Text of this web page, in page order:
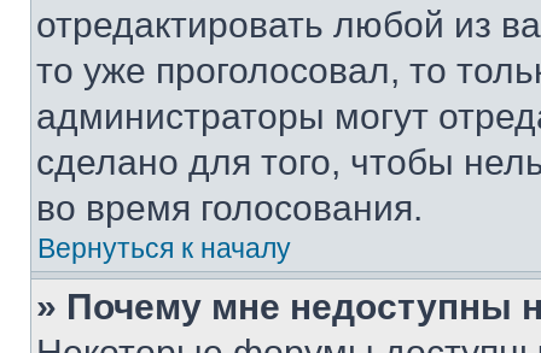
отредактировать любой из
то уже проголосовал, то
администраторы могут
сделано для того, чтобы
во время голосования.
Вернуться к началу
» Почему мне недоступны